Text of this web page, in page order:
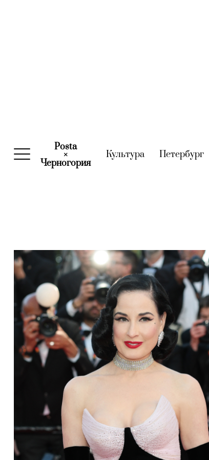
Posta
×
Черногория(current)
Культура(current)
Петербург